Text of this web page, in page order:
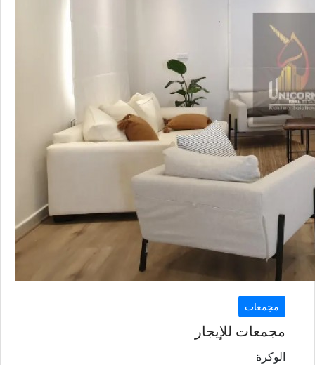
مجمعات
مجمعات للإيجار
الوكرة